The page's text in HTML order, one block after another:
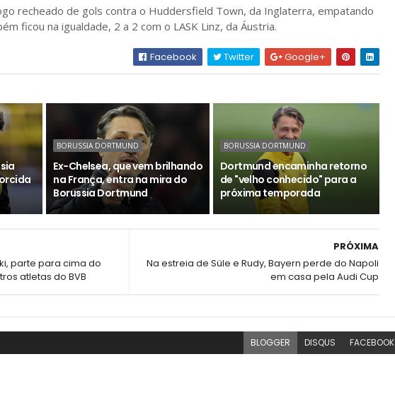
recheado de gols contra o Huddersfield Town, da Inglaterra, empatando
ficou na igualdade, 2 a 2 com o LASK Linz, da Áustria.
Facebook Twitter Google+
BORUSSIA DORTMUND
Ex-Chelsea, que vem brilhando
na França, entra na mira do
Borussia Dortmund
BORUSSIA DORTMUND
Dortmund encaminha retorno
de "velho conhecido" para a
próxima temporada
PRÓXIMA
Na estreia de Süle e Rudy, Bayern perde do Napoli
em casa pela Audi Cup
parte para cima do
atletas do BVB
BLOGGER DISQUS FACEBOOK